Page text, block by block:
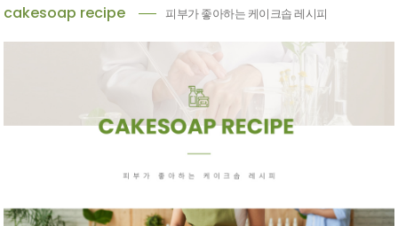
cakesoap recipe 피부가 좋아하는 케이크솝 레시피